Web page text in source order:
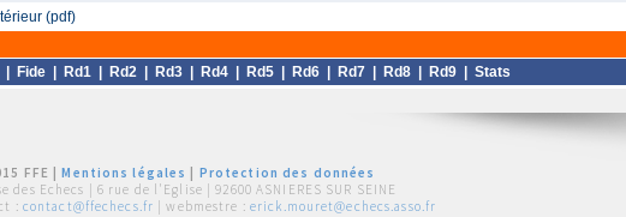
(pdf)
Fide Rd1 Rd2 Rd3 Rd4 Rd5 Rd6 Rd7 Rd8 Rd9 Stats
FFE |Mentions légales
Protection des données
des Echecs | 6 rue de l'Eglise | 92600 ASNIERES SUR SEINE
: contact@ffechecs.fr | webmestre : erick.mouret@echecs.asso.fr